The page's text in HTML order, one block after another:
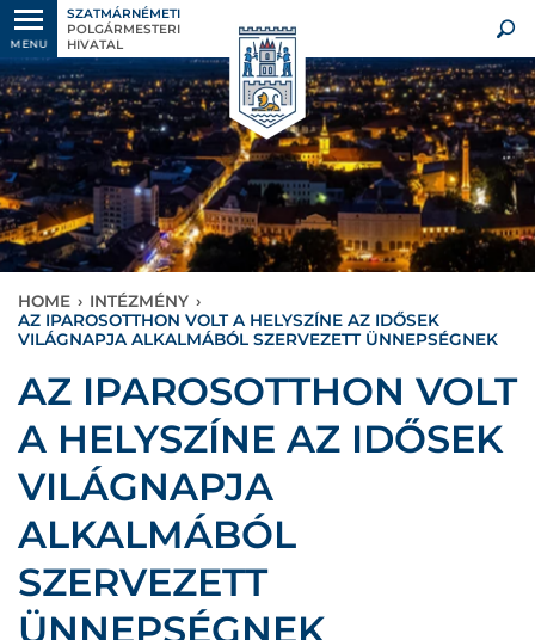
MENU
SZATMÁRNÉMETI
POLGÁRMESTERI
HIVATAL
HOME › INTÉZMÉNY ›
AZ IPAROSOTTHON VOLT A HELYSZÍNE AZ IDŐSEK
VILÁGNAPJA ALKALMÁBÓL SZERVEZETT ÜNNEPSÉGNEK
AZ IPAROSOTTHON VOLT
A HELYSZÍNE AZ IDŐSEK
VILÁGNAPJA
ALKALMÁBÓL
SZERVEZETT
ÜNNEPSÉGNEK